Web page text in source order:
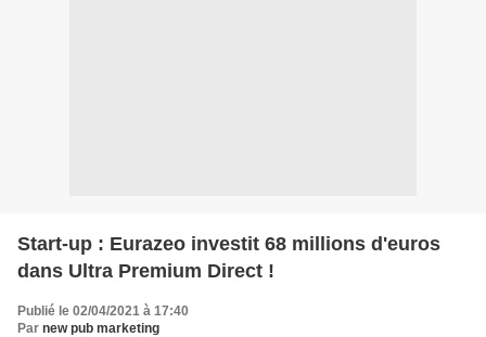
Start-up : Eurazeo investit 68 millions d'euros
dans Ultra Premium Direct !
Publié le 02/04/2021 à 17:40
Par new pub marketing